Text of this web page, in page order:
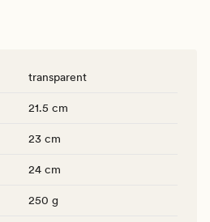
transparent
21.5 cm
23 cm
24 cm
250 g